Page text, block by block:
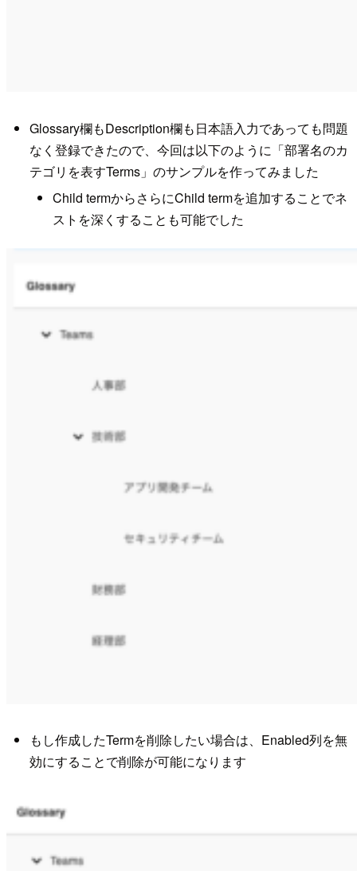
Glossary欄もDescription欄も日本語入力であっても問題
なく登録できたので、今回は以下のように「部署名のカ
テゴリを表すTerms」のサンプルを作ってみました
Child termからさらにChild termを追加することでネ
ストを深くすることも可能でした
もし作成したTermを削除したい場合は、Enabled列を無
効にすることで削除が可能になります